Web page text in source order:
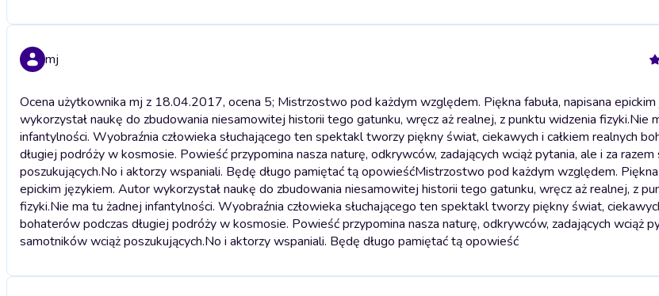
mj
Ocena użytkownika mj z 18.04.2017, ocena 5; Mistrzostwo pod każdym względem. Piękna fabuła, napisana
wykorzystał naukę do zbudowania niesamowitej historii tego gatunku, wręcz aż realnej, z punktu widzenia fizyki.Nie
infantylności. Wyobraźnia człowieka słuchającego ten spektakl tworzy piękny świat, ciekawych i całkiem realnych
długiej podróży w kosmosie. Powieść przypomina nasza naturę, odkrywców, zadających wciąż pytania, ale i za
poszukujących.No i aktorzy wspaniali. Będę długo pamiętać tą opowieśćMistrzostwo pod każdym względem. Piękna
epickim językiem. Autor wykorzystał naukę do zbudowania niesamowitej historii tego gatunku, wręcz aż realnej, z
fizyki.Nie ma tu żadnej infantylności. Wyobraźnia człowieka słuchającego ten spektakl tworzy piękny świat,
bohaterów podczas długiej podróży w kosmosie. Powieść przypomina nasza naturę, odkrywców, zadających wciąż
samotników wciąż poszukujących.No i aktorzy wspaniali. Będę długo pamiętać tą opowieść